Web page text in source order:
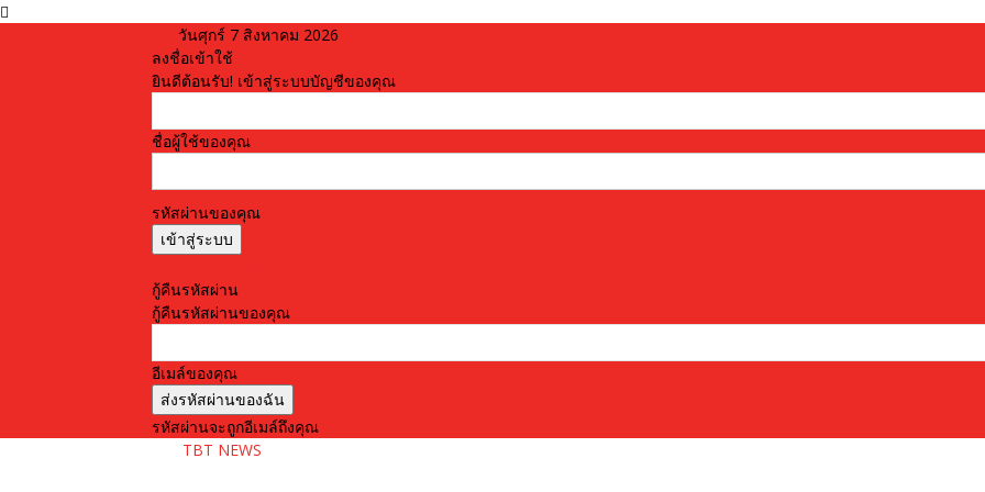
วันศุกร์ 7 สิงหาคม 2026
ลงชื่อเข้าใช้
ยินดีต้อนรับ! เข้าสู่ระบบบัญชีของคุณ
ชื่อผู้ใช้ของคุณ
รหัสผ่านของคุณ
กู้คืนรหัสผ่าน
กู้คืนรหัสผ่านของคุณ
อีเมล์ของคุณ
รหัสผ่านจะถูกอีเมล์ถึงคุณ
TBT NEWS